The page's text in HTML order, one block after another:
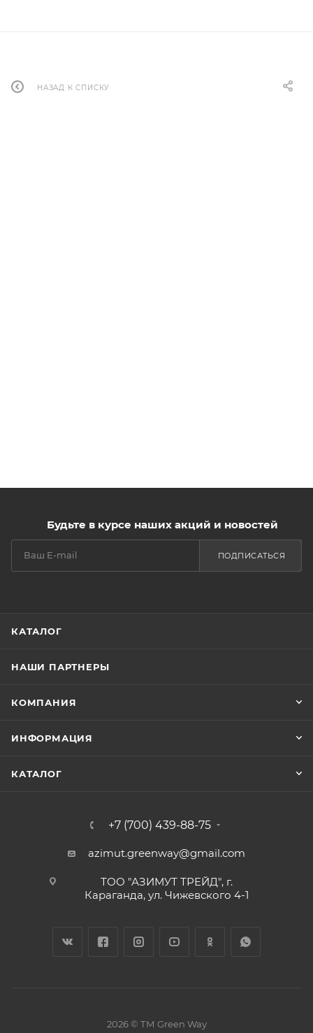
НАЗАД К СПИСКУ
Будьте в курсе наших акций и новостей
ПОДПИСАТЬСЯ
КАТАЛОГ
НАШИ ПАРТНЕРЫ
КОМПАНИЯ
ИНФОРМАЦИЯ
КАТАЛОГ
+7 (700) 439-88-75
azimut.greenway@gmail.com
ТОО "АЗИМУТ ТРЕЙД", г.
Караганда, ул. Чижевского 4-1
2026 © ТМ Green Way